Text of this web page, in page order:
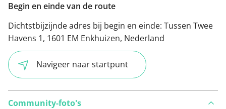
Begin en einde van de route
Dichtstbijzijnde adres bij begin en einde: Tussen Twee
Havens 1, 1601 EM Enkhuizen, Nederland
Navigeer naar startpunt
Community-foto's